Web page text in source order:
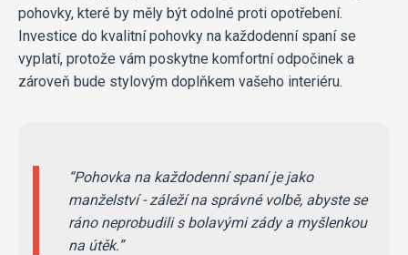
pohovky, které by měly být odolné proti opotřebení.
Investice do kvalitní pohovky na každodenní spaní se
vyplatí, protože vám poskytne komfortní odpočinek a
zároveň bude stylovým doplňkem vašeho interiéru.
Pohovka na každodenní spaní je jako
manželství - záleží na správné volbě, abyste se
ráno neprobudili s bolavými zády a myšlenkou
na útěk.